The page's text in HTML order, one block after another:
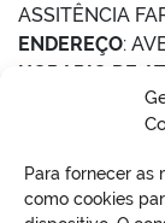
Para fornecer as
como cookies
ASSITÊNCIA
ENDEREÇO:
HORARIO DE